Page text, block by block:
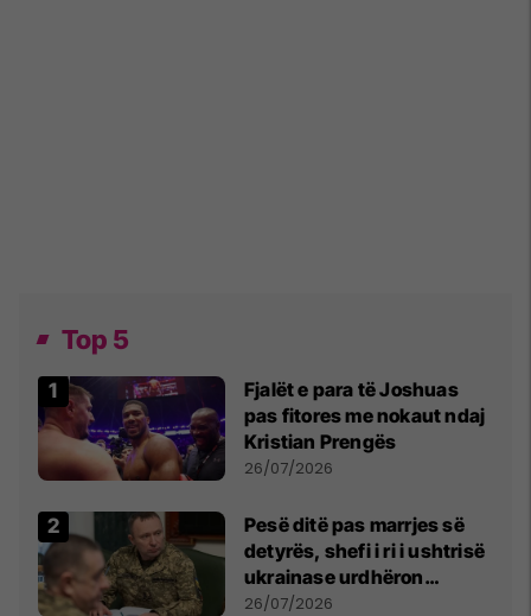
Top 5
Fjalët e para të Joshuas
pas fitores me nokaut ndaj
Kristian Prengës
26/07/2026
Pesë ditë pas marrjes së
detyrës, shefi i ri i ushtrisë
ukrainase urdhëron
kontroll të madh
26/07/2026